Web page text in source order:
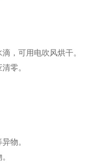
，可用电吹风烘干。
零。
物。